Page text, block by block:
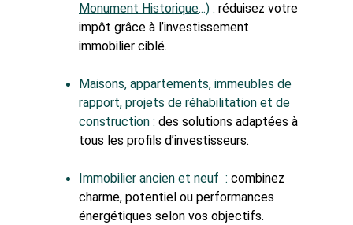
Monument Historique...) : réduisez votre
impôt grâce à l’investissement
immobilier ciblé.
Maisons, appartements, immeubles de
rapport, projets de réhabilitation et de
construction : des solutions adaptées à
tous les profils d’investisseurs.
Immobilier ancien et neuf  : combinez
charme, potentiel ou performances
énergétiques selon vos objectifs.